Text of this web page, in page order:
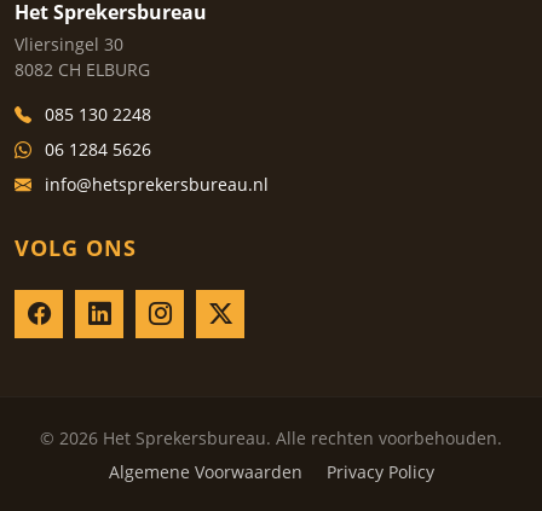
Het Sprekersbureau
Vliersingel 30
8082 CH ELBURG
085 130 2248
06 1284 5626
info@hetsprekersbureau.nl
VOLG ONS
© 2026 Het Sprekersbureau. Alle rechten voorbehouden.
Algemene Voorwaarden
Privacy Policy